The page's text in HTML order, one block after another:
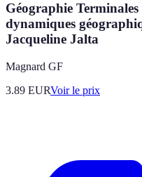
Géographie
dynamiques
Jacqueline Jalta
Magnard GF
3.89 EURVoir le prix